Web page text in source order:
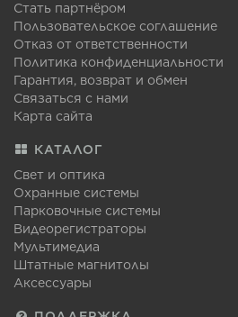
Стать партнёром
Пользовательское соглашение
Отказ от ответственности
Политика конфиденциальности
Гарантия, возврат и обмен
Связаться с нами
Карта сайта
КАТАЛОГ
Свет и оптика
Охранные системы
Парковочные системы
Видеорегистраторы
Мультимедиа
Штатные магнитолы
Аксессуары